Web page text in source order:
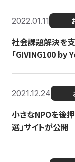
2022.01.11
社会課題解決を
「GIVING100 by
2021.12.24
小さなNPOを後
選」サイトが公開